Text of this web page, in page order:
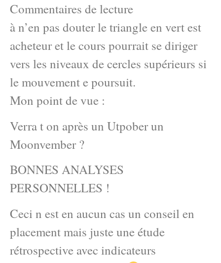
Commentaires de lecture
à n’en pas douter le triangle en vert est
acheteur et le cours pourrait se diriger
vers les niveaux de cercles supérieurs si
le mouvement e poursuit.
Mon point de vue :
Verra t on après un Utpober un
Moonvember ?
BONNES ANALYSES
PERSONNELLES !
Ceci n est en aucun cas un conseil en
placement mais juste une étude
rétrospective avec indicateurs